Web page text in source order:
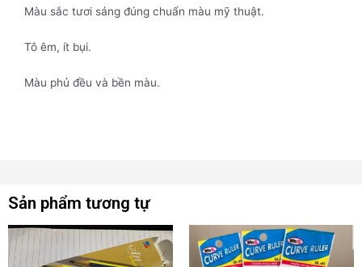
Màu sắc tươi sáng đúng chuẩn màu mỹ thuật.
Tô êm, ít bụi.
Màu phủ đều và bền màu.
Sản phẩm tương tự